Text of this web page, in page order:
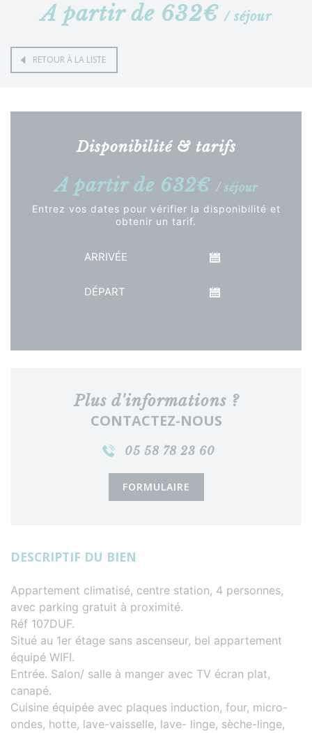
A partir de 632€ / séjour
RETOUR À LA LISTE
Disponibilité & tarifs
A partir de 632€ / séjour
Entrez vos dates pour vérifier la disponibilité et
obtenir un tarif.
Plus d'informations ?
CONTACTEZ-NOUS
05 58 78 23 60
FORMULAIRE
DESCRIPTIF DU BIEN
Appartement climatisé, centre station, 4 personnes,
avec parking gratuit à proximité.
Réf 107DUF.
Situé au 1er étage sans ascenseur, bel appartement
équipé WIFI.
Entrée. Salon/ salle à manger avec TV écran plat,
canapé.
Cuisine équipée avec plaques induction, four, micro-
ondes, hotte, lave-vaisselle, lave- linge, sèche-linge,